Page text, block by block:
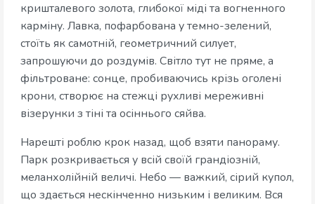
кришталевого золота, глибокої міді та вогненного
карміну. Лавка, пофарбована у темно-зелений,
стоїть як самотній, геометричний силует,
запрошуючи до роздумів. Світло тут не пряме, а
фільтроване: сонце, пробиваючись крізь оголені
крони, створює на стежці рухливі мереживні
візерунки з тіні та осіннього сяйва.
Нарешті роблю крок назад, щоб взяти панораму.
Парк розкривається у всій своїй грандіозній,
меланхолійній величі. Небо — важкий, сірий купол,
що здається нескінченно низьким і великим. Вся